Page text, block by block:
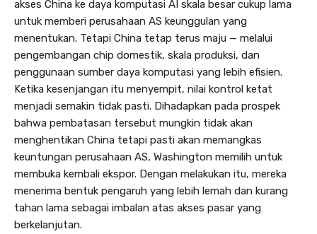
akses China ke daya komputasi AI skala besar cukup lama
untuk memberi perusahaan AS keunggulan yang
menentukan. Tetapi China tetap terus maju — melalui
pengembangan chip domestik, skala produksi, dan
penggunaan sumber daya komputasi yang lebih efisien.
Ketika kesenjangan itu menyempit, nilai kontrol ketat
menjadi semakin tidak pasti. Dihadapkan pada prospek
bahwa pembatasan tersebut mungkin tidak akan
menghentikan China tetapi pasti akan memangkas
keuntungan perusahaan AS, Washington memilih untuk
membuka kembali ekspor. Dengan melakukan itu, mereka
menerima bentuk pengaruh yang lebih lemah dan kurang
tahan lama sebagai imbalan atas akses pasar yang
berkelanjutan.